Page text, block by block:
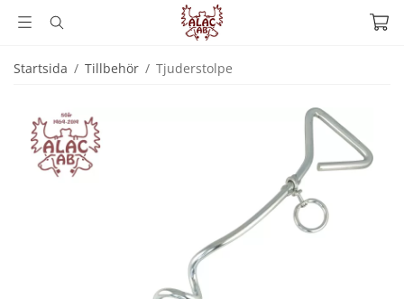
Startsida / Tillbehör / Tjuderstolpe